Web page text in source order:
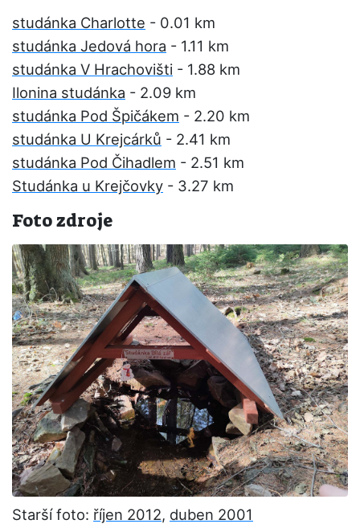
studánka Charlotte - 0.01 km
studánka Jedová hora - 1.11 km
studánka V Hrachovišti - 1.88 km
Ilonina studánka - 2.09 km
studánka Pod Špičákem - 2.20 km
studánka U Krejcárků - 2.41 km
studánka Pod Čihadlem - 2.51 km
Studánka u Krejčovky - 3.27 km
Foto zdroje
Starší foto: říjen 2012, duben 2001